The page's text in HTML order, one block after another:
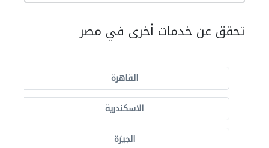
تحقق عن خدمات أخرى في مصر
القاهرة
الاسكندرية
الجيزة